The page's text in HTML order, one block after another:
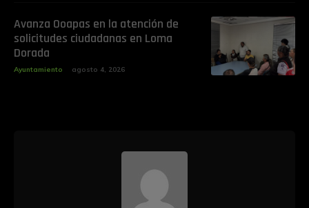
Avanza Ooapas en la atención de
solicitudes ciudadanas en Loma
Dorada
Ayuntamiento agosto 4, 2026